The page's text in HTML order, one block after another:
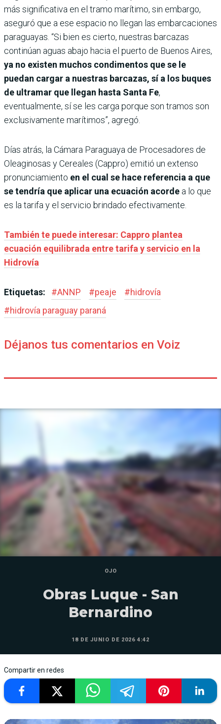
más significativa en el tramo marítimo, sin embargo,
aseguró que a ese espacio no llegan las embarcaciones
paraguayas. “Si bien es cierto, nuestras barcazas
continúan aguas abajo hacia el puerto de Buenos Aires,
ya no existen muchos condimentos que se le
puedan cargar a nuestras barcazas, sí a los buques
de ultramar que llegan hasta Santa Fe,
eventualmente, sí se les carga porque son tramos son
exclusivamente marítimos”, agregó.
Días atrás, la Cámara Paraguaya de Procesadores de
Oleaginosas y Cereales (Cappro) emitió un extenso
pronunciamiento en el cual se hace referencia a que
se tendría que aplicar una ecuación acorde a lo que
es la tarifa y el servicio brindado efectivamente.
También te puede interesar: Cappro plantea
ecuación equilibrada entre tarifa y servicio en la
Hidrovía
Etiquetas: #ANNP #peaje #hidrovía
#hidrovía paraguay paraná
Déjanos tus comentarios en Voiz
OJO
Obras Luque - San
Bernardino
18 DE JUNIO DE 2026 4:42
Compartir en redes